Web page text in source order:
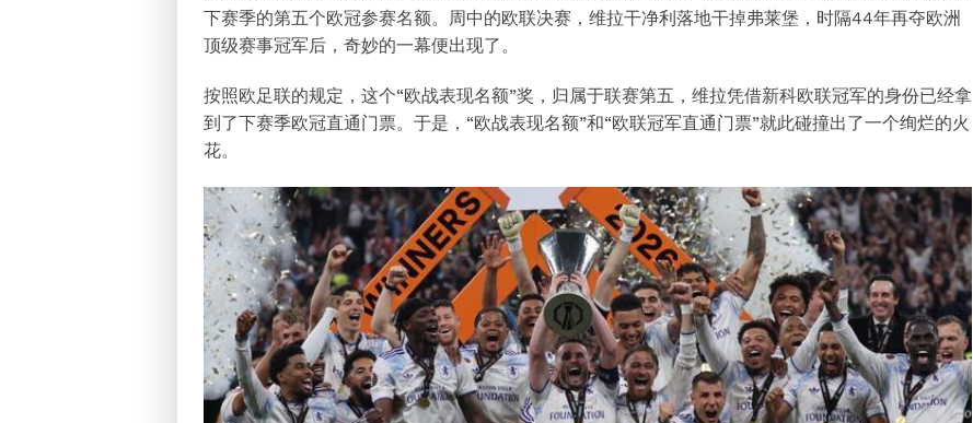
下赛季的第五个欧冠参赛名额。周中的欧联决赛，维拉干净利落地干掉弗莱堡，时隔44年再夺欧洲
顶级赛事冠军后，奇妙的一幕便出现了。
按照欧足联的规定，这个“欧战表现名额”奖，归属于联赛第五，维拉凭借新科欧联冠军的身份已经拿
到了下赛季欧冠直通门票。于是，“欧战表现名额”和“欧联冠军直通门票”就此碰撞出了一个绚烂的火
花。